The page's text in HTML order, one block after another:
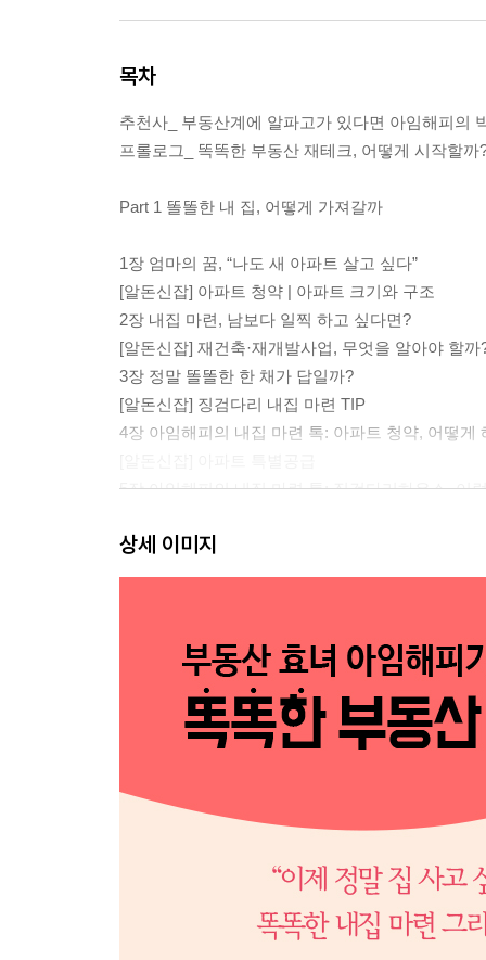
목차
추천사_ 부동산계에 알파고가 있다면 아임해피의
프롤로그_ 똑똑한 부동산 재테크, 어떻게 시작할까
Part 1 똘똘한 내 집, 어떻게 가져갈까
1장 엄마의 꿈, “나도 새 아파트 살고 싶다”
[알돈신잡] 아파트 청약 | 아파트 크기와 구조
2장 내집 마련, 남보다 일찍 하고 싶다면?
[알돈신잡] 재건축·재개발사업, 무엇을 알아야 할까
3장 정말 똘똘한 한 채가 답일까?
[알돈신잡] 징검다리 내집 마련 TIP
4장 아임해피의 내집 마련 톡: 아파트 청약, 어떻게
5장 아임해피의 내집 마련 톡: 징검다리하우스, 이
Part 2 부동산 투자의 추월차선
[알돈신잡] 나에게 딱 맞는 실거주 아파트 찾기
2장 전업맘, 경매에 푹 빠지다
[알돈신잡] 경매, 한번만 해보면 누구나 할 수 있다
3장 경매와 공매를 한번에 경험하다
4장 전세가 하나도 없었다?
[알돈신잡] 부동산 빅데이터: 매도·매수우위지수
[알돈신잡] 급매란 무엇인가?
6장 하락장에 부의 추월차선이 있다!
[알돈신잡] 부동산 정책과 아파트 가격 추이
상세 이미지